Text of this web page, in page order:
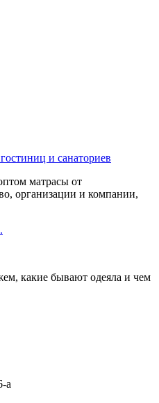
и санаториев
матрасы от
организации и компании,
какие бывают одеяла и чем
а